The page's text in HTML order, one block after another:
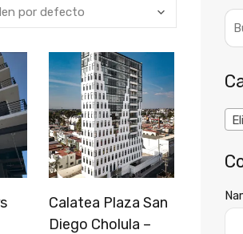
Calatea Plaza San
Diego Cholula –